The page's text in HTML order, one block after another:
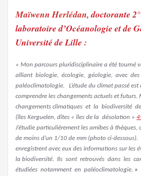
Maïwenn Herlédan, doctorante
laboratoire d’Océanologie et de
Université de Lille :
« Mon parcours pluridisciplinaire a été tourné
alliant biologie, écologie, géologie, avec des
paléoclimatologie. L’étude du climat passé est
comprendre les changements actuels et futurs.
changements climatiques et la biodiversité
(îles Kerguelen, dîtes « îles de la désolation »
J’étudie particulièrement les amibes à thèques,
de moins d’un 1/10 de mm (photo ci-dessous).
enregistrent avec eux des informations sur les
la biodiversité. Ils sont retrouvés dans les
étudiées notamment en paléoclimatologie. »